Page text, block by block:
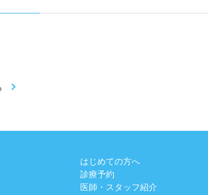
はじめての方へ
診療予約
医師・スタッフ紹介